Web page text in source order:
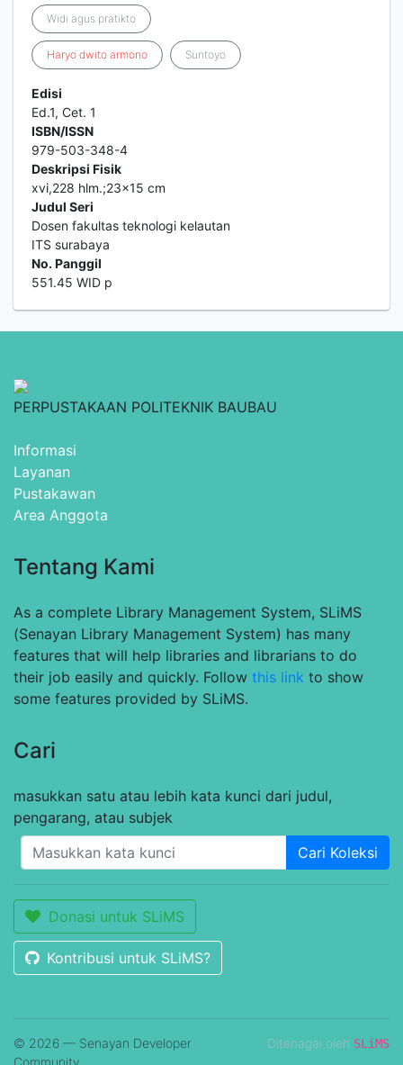
Widi agus pratikto
Haryo dwito armono Suntoyo
Edisi
Ed.1, Cet. 1
ISBN/ISSN
979-503-348-4
Deskripsi Fisik
xvi,228 hlm.;23x15 cm
Judul Seri
Dosen fakultas teknologi kelautan
ITS surabaya
No. Panggil
551.45 WID p
PERPUSTAKAAN POLITEKNIK BAUBAU
Informasi
Layanan
Pustakawan
Area Anggota
Tentang Kami
As a complete Library Management System, SLiMS
(Senayan Library Management System) has many
features that will help libraries and librarians to do
their job easily and quickly. Follow this link to show
some features provided by SLiMS.
Cari
masukkan satu atau lebih kata kunci dari judul,
pengarang, atau subjek
Cari Koleksi
Donasi untuk SLiMS
Kontribusi untuk SLiMS?
© 2026 — Senayan Developer
Community
Ditenagai oleh SLiMS